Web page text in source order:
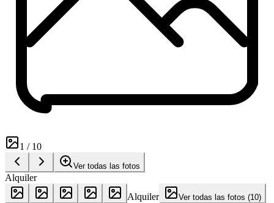
1 / 10
Ver todas las fotos
Alquiler
Alquiler
Ver todas las fotos (10)